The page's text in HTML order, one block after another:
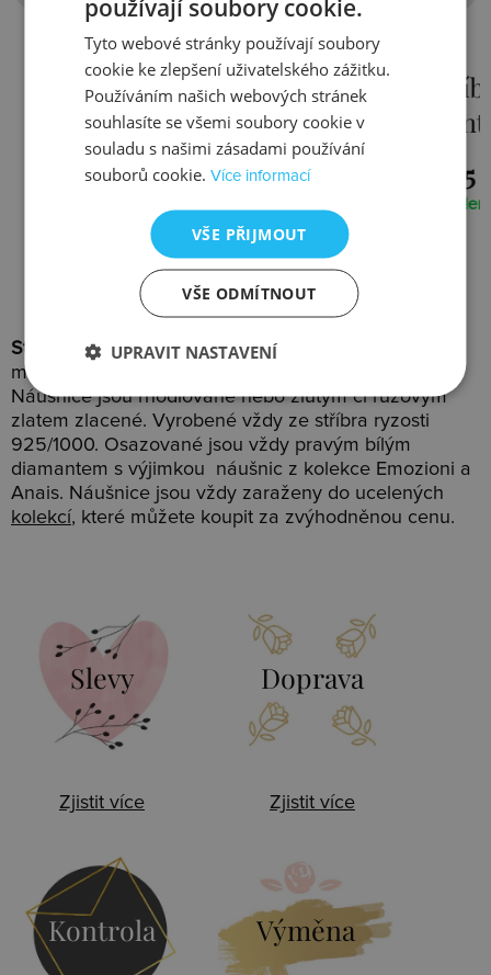
Stříbrné náušnice Paradise
DE248
1966 Kč
1405
Skladem
Stříbrné náušnice Hot Diamonds
moderním čistým stylem a nadčasovým designem.
Náušnice jsou rhodiované nebo žlutým či růžovým
zlatem zlacené. Vyrobené vždy ze stříbra ryzosti
925/1000. Osazované jsou vždy pravým bílým
diamantem s výjimkou náušnic z kolekce Emozioni a
Anais. Náušnice jsou vždy zaraženy do ucelených
kolekcí, které můžete koupit za zvýhodněnou cenu.
Slevy
Zjistit více
Doprava
Zjistit více
Kontrola Výměna
používají soubory cookie.
Tyto webové stránky používají soubory
cookie ke zlepšení uživatelského zážitku.
Používáním našich webových stránek
souhlasíte se všemi soubory cookie v
souladu s našimi zásadami používání
souborů cookie.Více informací
VŠE PŘIJMOUT
VŠE ODMÍTNOUT
UPRAVIT NASTAVENÍ